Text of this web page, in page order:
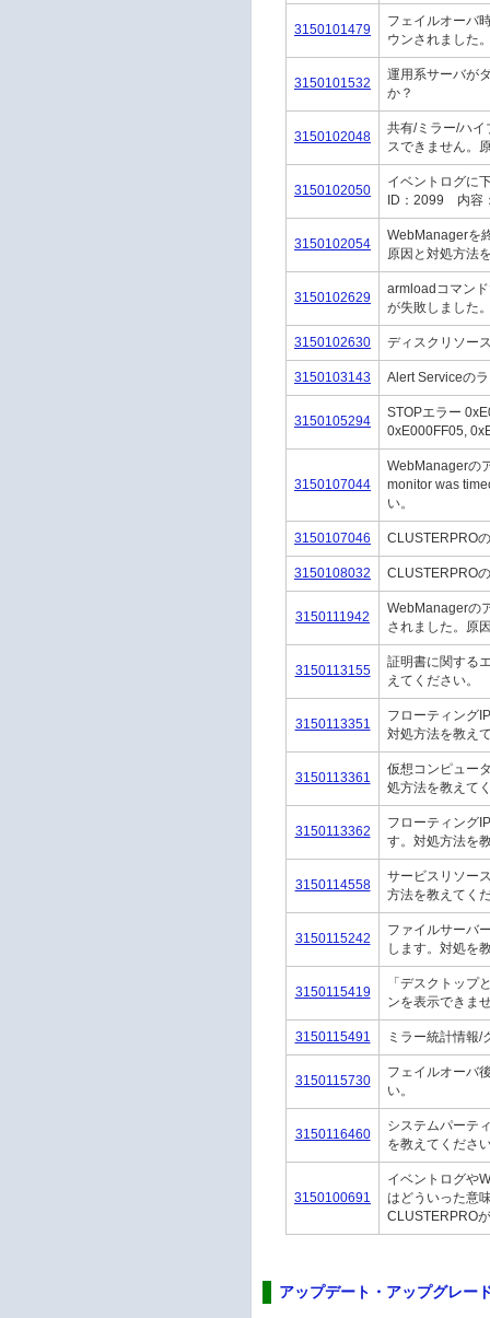
3150101479
フェイルオーバ
ウンされました
3150101532
運用系サーバが
か？
3150102048
共有/ミラー/ハ
スできません。
3150102050
イベントログに
ID：2099 内容
3150102054
WebManagerを
原因と対処方法
3150102629
armloadコマン
が失敗しました
3150102630 ディスクリソー
3150103143 Alert Serviceの
3150105294
STOPエラー
0xE000FF05,
3150107044
WebManagerの
monitor was
い。
3150107046 CLUSTERPRO
3150108032 CLUSTERPRO
3150111942
WebManagerの
されました。原
3150113155
証明書に関する
えてください。
3150113351
フローティング
対処方法を教え
3150113361
仮想コンピュー
処方法を教えて
3150113362
フローティング
す。対処方法を
3150114558
サービスリソー
方法を教えてく
3150115242
ファイルサーバ
します。対処を
3150115419
「デスクトップ
ンを表示できま
3150115491 ミラー統計情報/
3150115730
フェイルオーバ
い。
3150116460
システムパーテ
を教えてくださ
3150100691
イベントログや
はどういった意
CLUSTERPRO
アップデート・アップグレー